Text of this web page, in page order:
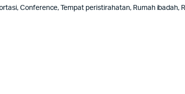
Conference, Tempat peristirahatan, Rumah ibadah,